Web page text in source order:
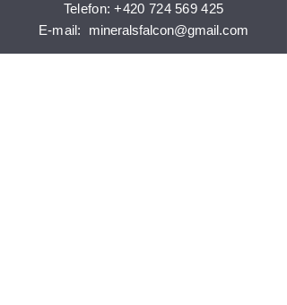
Telefon:+420 724 569 425
E-mail: mineralsfalcon@gmail.com